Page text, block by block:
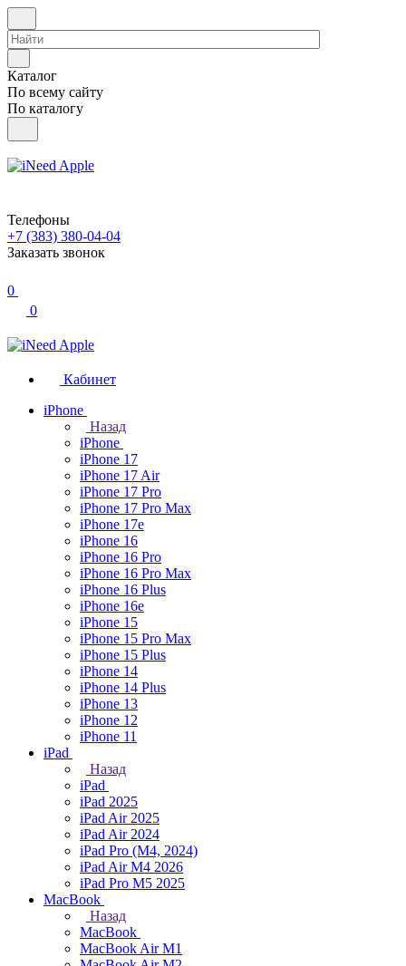
Каталог
По всему сайту
По каталогу
Телефоны
+7 (383) 380-04-04
Заказать звонок
0
0
Кабинет
iPhone
Назад
iPhone
iPhone 17
iPhone 17 Air
iPhone 17 Pro
iPhone 17 Pro Max
iPhone 17e
iPhone 16
iPhone 16 Pro
iPhone 16 Pro Max
iPhone 16 Plus
iPhone 16e
iPhone 15
iPhone 15 Pro Max
iPhone 15 Plus
iPhone 14
iPhone 14 Plus
iPhone 13
iPhone 12
iPhone 11
iPad
Назад
iPad
iPad 2025
iPad Air 2025
iPad Air 2024
iPad Pro (M4, 2024)
iPad Air M4 2026
iPad Pro M5 2025
MacBook
Назад
MacBook
MacBook Air M1